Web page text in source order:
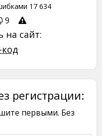
17 634
9
на сайт:
код
регистрации:
первыми. Без